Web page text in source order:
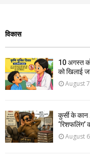
विकास
10 अगस्त
को खिलाई
August
कुर्सी के कान
‘रिशफलिंग’
August